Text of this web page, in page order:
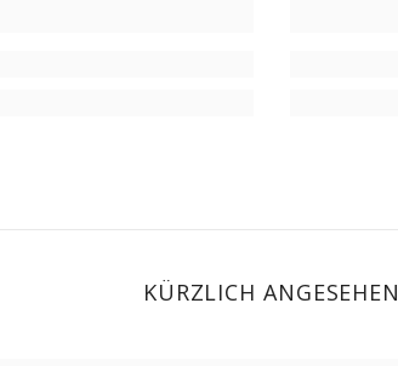
KÜRZLICH ANGESEHEN